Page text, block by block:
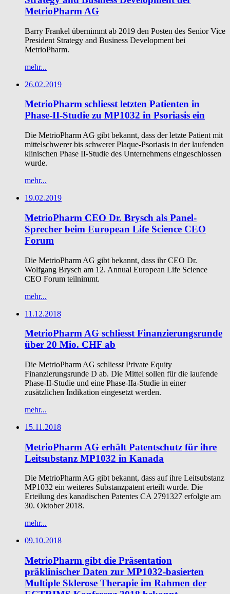
MetrioPharm AG
Barry Frankel übernimmt ab 2019 den Posten des Senior Vice
President Strategy and Business Development bei
MetrioPharm.
mehr...
26.02.2019
MetrioPharm schliesst letzten Patienten in
Phase-II-Studie zu MP1032 in Psoriasis ein
Die MetrioPharm AG gibt bekannt, dass der letzte Patient mit
mittelschwerer bis schwerer Plaque-Psoriasis in der laufenden
klinischen Phase II-Studie des Unternehmens eingeschlossen
wurde.
mehr...
19.02.2019
MetrioPharm CEO Dr. Brysch als Panel-
Sprecher beim European Life Science CEO
Forum
Die MetrioPharm AG gibt bekannt, dass ihr CEO Dr.
Wolfgang Brysch am 12. Annual European Life Science
CEO Forum teilnimmt.
mehr...
11.12.2018
MetrioPharm AG schliesst Finanzierungsrunde
über 20 Mio. CHF ab
Die MetrioPharm AG schliesst Private Equity
Finanzierungsrunde D ab. Die Mittel sollen für die laufende
Phase-II-Studie und eine Phase-IIa-Studie in einer
zusätzlichen Indikation eingesetzt werden.
mehr...
15.11.2018
MetrioPharm AG erhält Patentschutz für ihre
Leitsubstanz MP1032 in Kanada
Die MetrioPharm AG gibt bekannt, dass auf ihre Leitsubstanz
MP1032 ein weiteres Substanzpatent erteilt wurde. Die
Erteilung des kanadischen Patentes CA 2791327 erfolgte am
30. Oktober 2018.
mehr...
09.10.2018
MetrioPharm gibt die Präsentation
präklinischer Daten zur MP1032-basierten
Multiple Sklerose Therapie im Rahmen der